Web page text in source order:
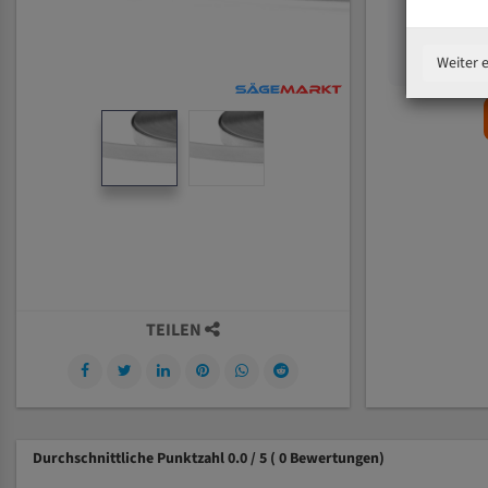
TEILEN
Durchschnittliche Punktzahl 0.0 / 5 ( 0 Bewertungen)
Weiter